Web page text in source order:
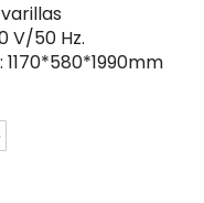
V/50 Hz.
1170*580*1990mm